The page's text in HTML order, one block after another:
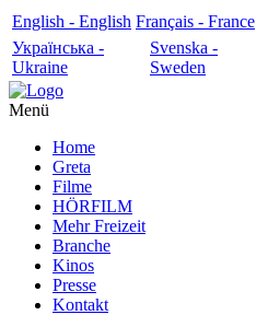
English - English Français - France
Українська -
Ukraine
Svenska -
Sweden
Menü
Home
Greta
Filme
HÖRFILM
Mehr Freizeit
Branche
Kinos
Presse
Kontakt